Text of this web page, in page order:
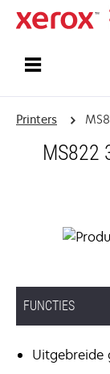
Printers
MS822
FUNCTIES
Uitgebreide